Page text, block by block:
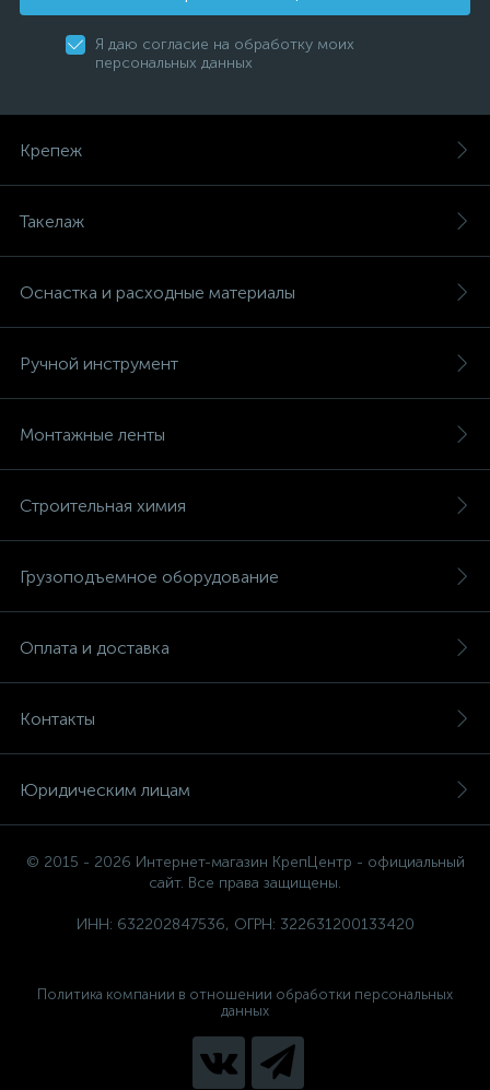
Я даю согласие на обработку моих
персональных данных
Крепеж
Такелаж
Оснастка и расходные материалы
Ручной инструмент
Монтажные ленты
Строительная химия
Грузоподъемное оборудование
Оплата и доставка
Контакты
Юридическим лицам
© 2015 - 2026 Интернет-магазин КрепЦентр - официальный
сайт. Все права защищены.
ИНН: 632202847536, ОГРН: 322631200133420
Политика компании в отношении обработки персональных
данных